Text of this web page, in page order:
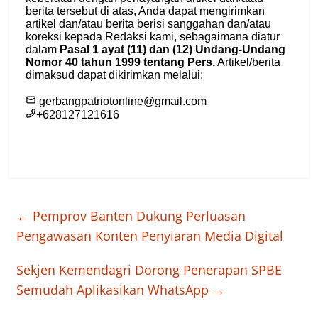
← Pemprov Banten Dukung Perluasan
Pengawasan Konten Penyiaran Media Digital
Sekjen Kemendagri Dorong Penerapan SPBE
Semudah Aplikasikan WhatsApp →